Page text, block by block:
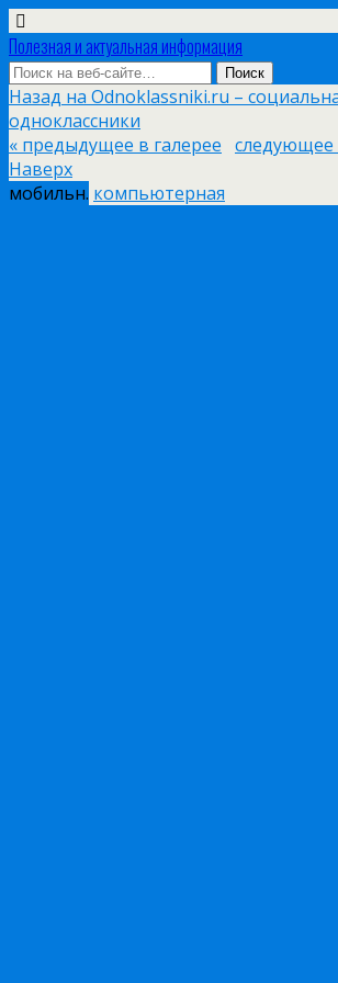
Полезная и актуальная информация
Назад на Odnoklassniki.ru –
одноклассники
« предыдущее в галерее следующее
Наверх
мобильн. компьютерная